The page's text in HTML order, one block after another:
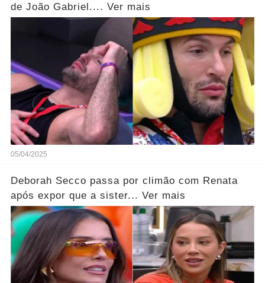
de João Gabriel.... Ver mais
05/04/2025
Deborah Secco passa por climão com Renata
após expor que a sister... Ver mais